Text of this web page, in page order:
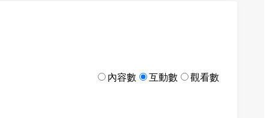
內容數 互動數 觀看數